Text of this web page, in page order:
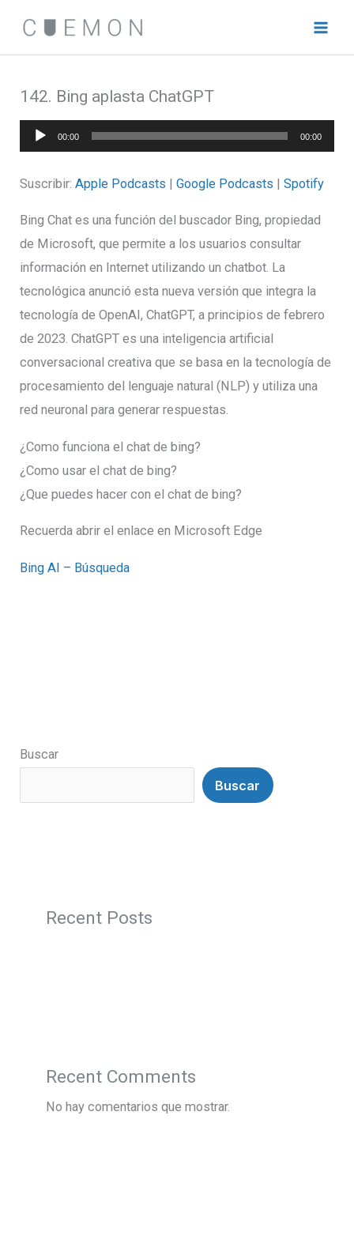
contenido
142. Bing aplasta ChatGPT
Reproductor
de
audio
00:00 00:00
Suscribir:Apple Podcasts |Google Podcasts |Spotify
Bing Chat es una función del buscador Bing, propiedad
de Microsoft, que permite a los usuarios consultar
información en Internet utilizando un chatbot. La
tecnológica anunció esta nueva versión que integra la
tecnología de OpenAI, ChatGPT, a principios de febrero
de 2023. ChatGPT es una inteligencia artificial
conversacional creativa que se basa en la tecnología de
procesamiento del lenguaje natural (NLP) y utiliza una
red neuronal para generar respuestas.
¿Como funciona el chat de bing?
¿Como usar el chat de bing?
¿Que puedes hacer con el chat de bing?
Recuerda abrir el enlace en Microsoft Edge
Bing AI – Búsqueda
Buscar
Buscar
Recent Posts
Recent Comments
No hay comentarios que mostrar.